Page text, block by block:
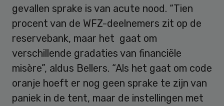
gevallen sprake is van acute nood. “Tien
procent van de WFZ-deelnemers zit op de
reservebank, maar het gaat om
verschillende gradaties van financiële
misère”, aldus Bellers. “Als het gaat om code
oranje hoeft er nog geen sprake te zijn van
paniek in de tent, maar de instellingen met